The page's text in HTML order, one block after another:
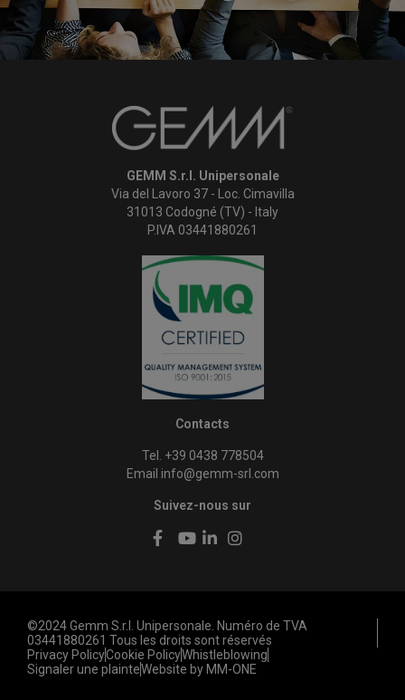
GEMM S.r.l. Unipersonale
Via del Lavoro 37 - Loc. Cimavilla
31013 Codogné (TV) - Italy
P.IVA 03441880261
Contacts
Tel. +39 0438 778504
Email info@gemm-srl.com
Suivez-nous sur
©2024 Gemm S.r.l. Unipersonale. Numéro de TVA
03441880261 Tous les droits sont réservés
Privacy PolicyCookie PolicyWhistleblowing
Signaler une plainteWebsite by MM-ONE